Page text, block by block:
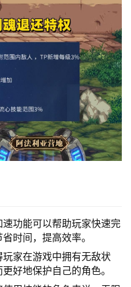
功能可以帮助玩家快速完
时间，提高效率。
家在游戏中拥有无敌状
好地保护自己的角色。